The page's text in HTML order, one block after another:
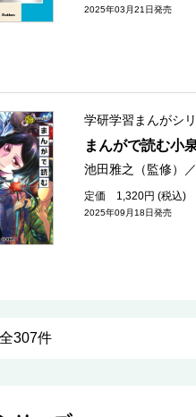
2025年03月21日発売
学研学習まんがシ
まんがで読む小
池田雅之（監修） ／
定価 1,320円 (税込)
2025年09月18日発売
307件